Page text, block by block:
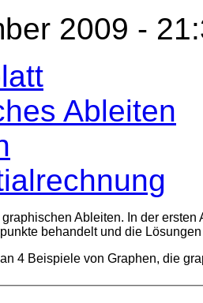
2009 -
Ableiten
Ableiten. In der
behandelt und die
4 Beispiele von Graphen, die